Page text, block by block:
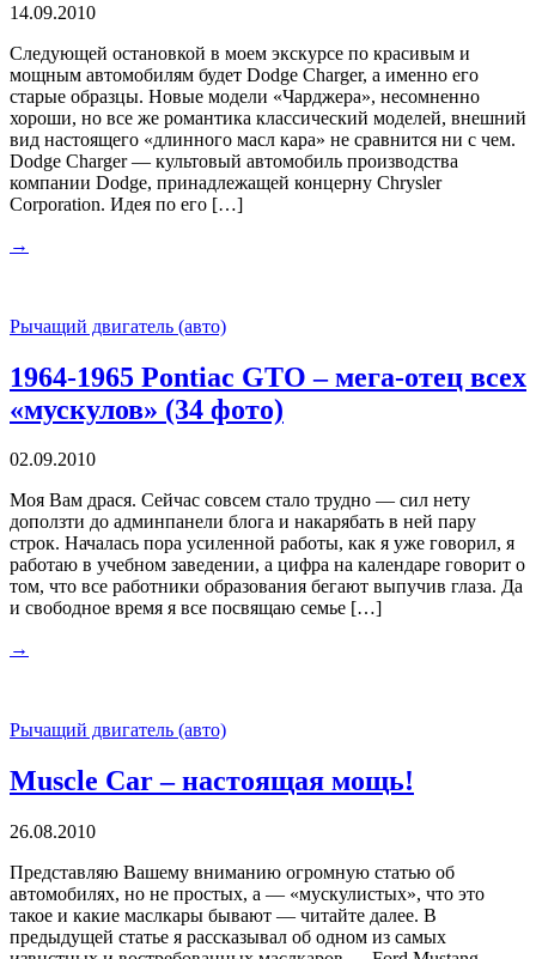
14.09.2010
Следующей остановкой в моем экскурсе по красивым и
мощным автомобилям будет Dodge Charger, а именно его
старые образцы. Новые модели «Чарджера», несомненно
хороши, но все же романтика классический моделей, внешний
вид настоящего «длинного масл кара» не сравнится ни с чем.
Dodge Charger — культовый автомобиль производства
компании Dodge, принадлежащей концерну Chrysler
Corporation. Идея по его […]
→
Рычащий двигатель (авто)
1964-1965 Pontiac GTO – мега-отец всех
«мускулов» (34 фото)
02.09.2010
Моя Вам драся. Сейчас совсем стало трудно — сил нету
доползти до админпанели блога и накарябать в ней пару
строк. Началась пора усиленной работы, как я уже говорил, я
работаю в учебном заведении, а цифра на календаре говорит о
том, что все работники образования бегают выпучив глаза. Да
и свободное время я все посвящаю семье […]
→
Рычащий двигатель (авто)
Muscle Car – настоящая мощь!
26.08.2010
Представляю Вашему вниманию огромную статью об
автомобилях, но не простых, а — «мускулистых», что это
такое и какие маслкары бывают — читайте далее. В
предыдущей статье я рассказывал об одном из самых